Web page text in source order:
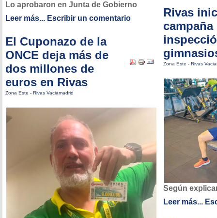
Lo aprobaron en Junta de Gobierno
Leer más... Escribir un comentario
El Cuponazo de la
ONCE deja más de
dos millones de
euros en Rivas
Zona Este - Rivas Vaciamadrid
Rivas
campaña
Zona Este - Rivas
Según
Leer más...